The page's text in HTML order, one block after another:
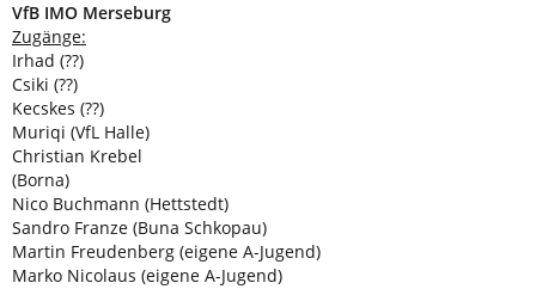
VfB IMO Merseburg
Zugänge:
Irhad (??)
Csiki (??)
Kecskes (??)
Muriqi (VfL Halle)
Christian Krebel
(Borna)
Nico Buchmann (Hettstedt)
Sandro Franze (Buna Schkopau)
Martin Freudenberg (eigene A-Jugend)
Marko Nicolaus (eigene A-Jugend)